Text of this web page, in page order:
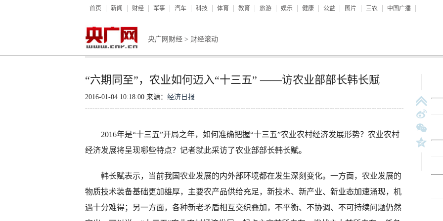
首页 新闻 财经 军事 汽车 科技 体育 教育 旅游 娱乐 健康 公益 图片 三农 中国广播
央广网财经 > 财经滚动
“六期同至”，农业如何迈入“十三五” ——访农业部部长韩长赋
2016-01-04 10:18:00 来源： 经济日报
2016年是“十三五”开局之年，如何准确把握“十三五”农业农村经济发展形势？农业农村
经济发展将呈现哪些特点？记者就此采访了农业部部长韩长赋。
韩长赋表示，当前我国农业发展的内外部环境都在发生深刻变化。一方面，农业发展的
物质技术装备基础更加雄厚，主要农产品供给充足，新技术、新产业、新业态加速涌现，机
遇十分难得；另一方面，各种新老矛盾相互交织叠加，不平衡、不协调、不可持续问题仍然